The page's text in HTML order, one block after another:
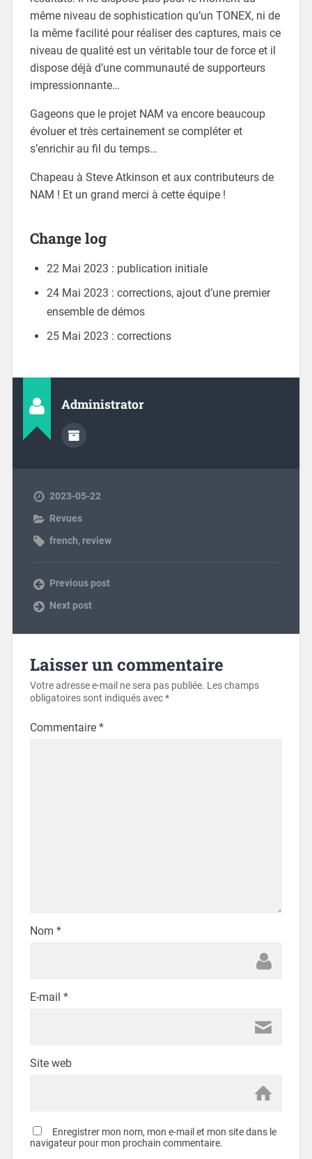
même niveau de sophistication qu’un TONEX, ni de
la même facilité pour réaliser des captures, mais ce
niveau de qualité est un véritable tour de force et il
dispose déjà d’une communauté de supporteurs
impressionnante…
Gageons que le projet NAM va encore beaucoup
évoluer et très certainement se compléter et
s’enrichir au fil du temps…
Chapeau à Steve Atkinson et aux contributeurs de
NAM ! Et un grand merci à cette équipe !
Change log
22 Mai 2023 : publication initiale
24 Mai 2023 : corrections, ajout d’une premier
ensemble de démos
25 Mai 2023 : corrections
Administrator
2023-05-22
Revues
french, review
Previous post
Next post
Laisser un commentaire
Votre adresse e-mail ne sera pas publiée. Les champs
obligatoires sont indiqués avec*
Commentaire *
Nom *
E-mail *
Site web
Enregistrer mon nom, mon e-mail et mon site dans le
navigateur pour mon prochain commentaire.